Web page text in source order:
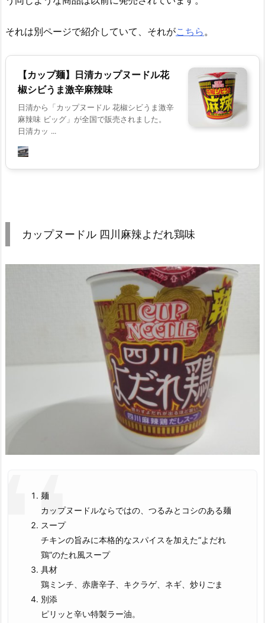
それは別ページで紹介していて、それがこちら。
【カップ麺】日清カップヌードル花
椒シビうま激辛麻辣味
日清から「カップヌードル 花椒シビうま激辛
麻辣味 ビッグ」が全国で販売されました。
日清カッ ...
カップヌードル 四川麻辣よだれ鶏味
麺
カップヌードルならではの、つるみとコシのある麺
スープ
チキンの旨みに本格的なスパイスを加えた“よだれ
鶏”のたれ風スープ
具材
鶏ミンチ、赤唐辛子、キクラゲ、ネギ、炒りごま
別添
ピリッと辛い特製ラー油。